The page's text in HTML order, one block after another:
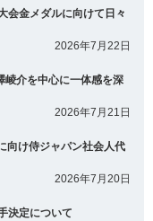
会金メダルに向けて日々
2026年7月22日
崚介を中心に一体感を深
2026年7月21日
向け侍ジャパン社会人代
2026年7月20日
決定について